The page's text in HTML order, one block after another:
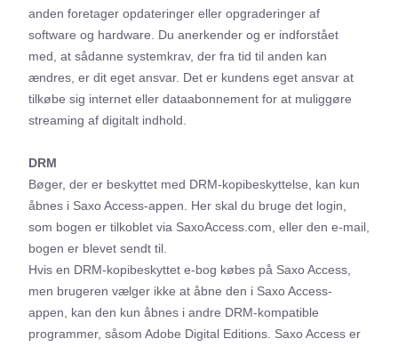
anden foretager opdateringer eller opgraderinger af
software og hardware. Du anerkender og er indforstået
med, at sådanne systemkrav, der fra tid til anden kan
ændres, er dit eget ansvar. Det er kundens eget ansvar at
tilkøbe sig internet eller dataabonnement for at muliggøre
streaming af digitalt indhold.
DRM
Bøger, der er beskyttet med DRM-kopibeskyttelse, kan kun
åbnes i Saxo Access-appen. Her skal du bruge det login,
som bogen er tilkoblet via SaxoAccess.com, eller den e-mail,
bogen er blevet sendt til.
Hvis en DRM-kopibeskyttet e-bog købes på Saxo Access,
men brugeren vælger ikke at åbne den i Saxo Access-
appen, kan den kun åbnes i andre DRM-kompatible
programmer, såsom Adobe Digital Editions. Saxo Access er